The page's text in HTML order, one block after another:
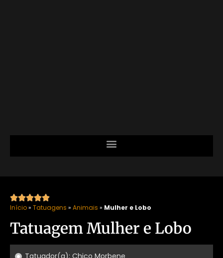

Início» Tatuagens » Animais » Mulher e Lobo
Tatuagem Mulher e Lobo
Tatuador(a): Chico Morbene